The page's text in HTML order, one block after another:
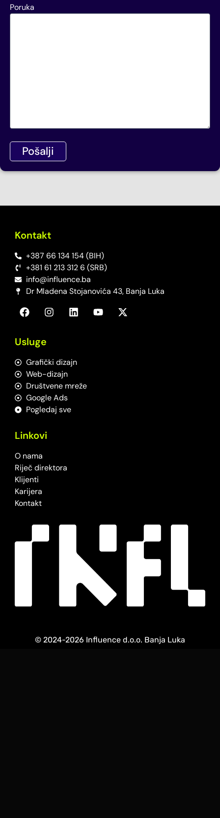
Poruka
Pošalji
Kontakt
+387 66 134 154 (BIH)
+381 61 213 312 6 (SRB)
info@influence.ba
Dr Mladena Stojanovića 43, Banja Luka
Usluge
Grafički dizajn
Web-dizajn
Društvene mreže
Google Ads
Pogledaj sve
Linkovi
O nama
Riječ direktora
Klijenti
Karijera
Kontakt
© 2024-2026 Influence d.o.o. Banja Luka